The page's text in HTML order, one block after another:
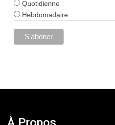
Quotidienne
Hebdomadaire